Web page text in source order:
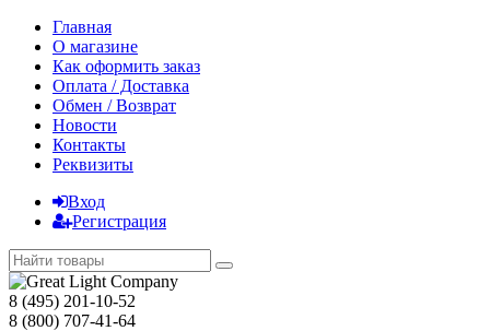
Главная
О магазине
Как оформить заказ
Оплата / Доставка
Обмен / Возврат
Новости
Контакты
Реквизиты
Вход
Регистрация
8 (495) 201-10-52
8 (800) 707-41-64